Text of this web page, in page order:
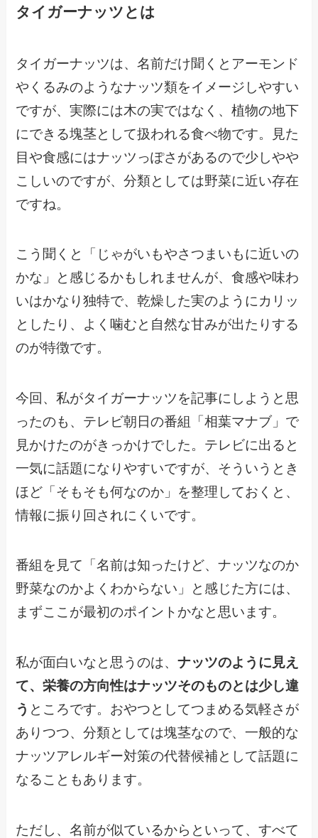
タイガーナッツとは
タイガーナッツは、名前だけ聞くとアーモンド
やくるみのようなナッツ類をイメージしやすい
ですが、実際には木の実ではなく、植物の地下
にできる塊茎として扱われる食べ物です。見た
目や食感にはナッツっぽさがあるので少しやや
こしいのですが、分類としては野菜に近い存在
ですね。
こう聞くと「じゃがいもやさつまいもに近いの
かな」と感じるかもしれませんが、食感や味わ
いはかなり独特で、乾燥した実のようにカリッ
としたり、よく噛むと自然な甘みが出たりする
のが特徴です。
今回、私がタイガーナッツを記事にしようと思
ったのも、テレビ朝日の番組「相葉マナブ」で
見かけたのがきっかけでした。テレビに出ると
一気に話題になりやすいですが、そういうとき
ほど「そもそも何なのか」を整理しておくと、
情報に振り回されにくいです。
番組を見て「名前は知ったけど、ナッツなのか
野菜なのかよくわからない」と感じた方には、
まずここが最初のポイントかなと思います。
私が面白いなと思うのは、ナッツのように見え
て、栄養の方向性はナッツそのものとは少し違
う ところです。おやつとしてつまめる気軽さが
ありつつ、分類としては塊茎なので、一般的な
ナッツアレルギー対策の代替候補として話題に
なることもあります。
ただし、名前が似ているからといって、すべて